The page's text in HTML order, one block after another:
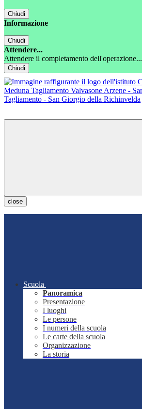
Chiudi
Informazione
Chiudi
Attendere...
Attendere il completamento dell'operazione...
Chiudi
close
Scuola
Panoramica
Presentazione
I luoghi
Le persone
I numeri della scuola
Le carte della scuola
Organizzazione
La storia